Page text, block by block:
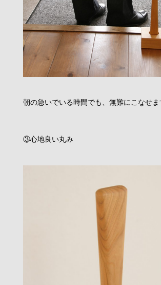
朝の急いでいる時間でも、無難にこなせま
③心地良い丸み